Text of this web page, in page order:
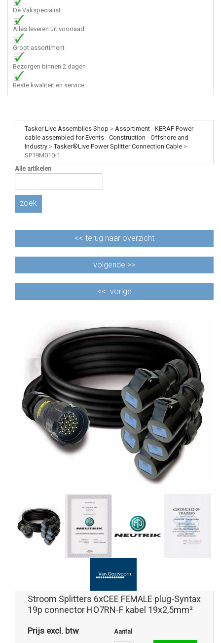
Dè Vakspecialist
Alles leveren uit voorraad
Groot assortiment
Bezorgen binnen 2 dagen
Beste kwaliteit en service
Tasker Live Assemblies Shop > Assortiment - KERAF Power
cable assembled for Events - Construction - Offshore and
Industry >Tasker®Live Power Splitter Connection Cable >
SP19M010-1
Alle artikelen
zoek
<< terug naar overzicht
volgende >>
<< vorige
Stroom Splitters 6xCEE FEMALE plug-Syntax
19p connector HO7RN-F kabel 19x2,5mm²
Prijs excl. btw Aantal